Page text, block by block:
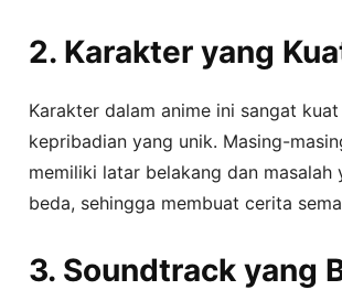
2. Karakter yang
Karakter dalam anime ini sangat
kepribadian yang unik. Masing-
memiliki latar belakang dan masalah
beda, sehingga membuat cerita
3. Soundtrack yang